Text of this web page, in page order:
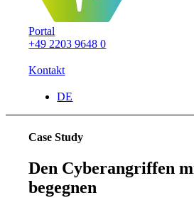
Portal
+49 2203 9648 0
Kontakt
DE
Case Study
Den Cyberangriffen
begegnen